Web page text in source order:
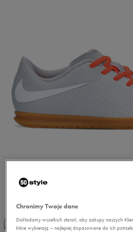
Chronimy Twoje dane
Dokładamy wszelkich starań, aby zakupy naszych
które wybierają – najlepiej dopasowane do ich